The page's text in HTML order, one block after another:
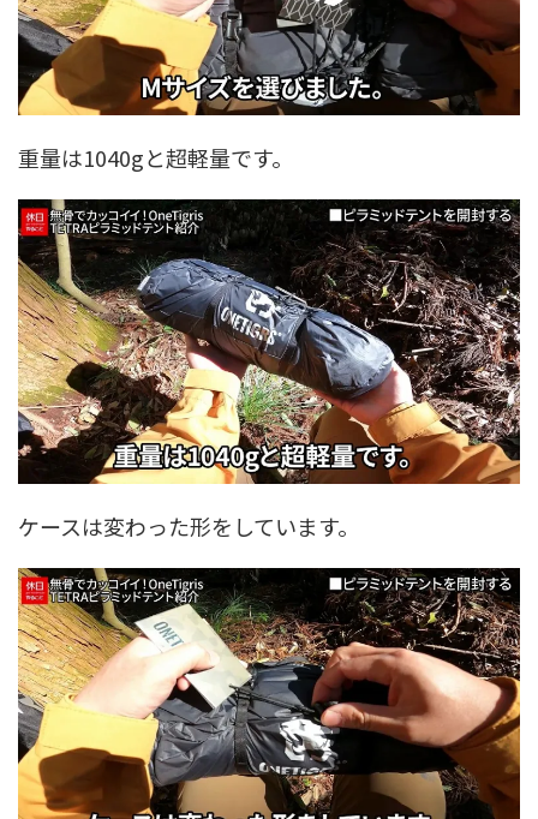
重量は1040gと超軽量です。
ケースは変わった形をしています。